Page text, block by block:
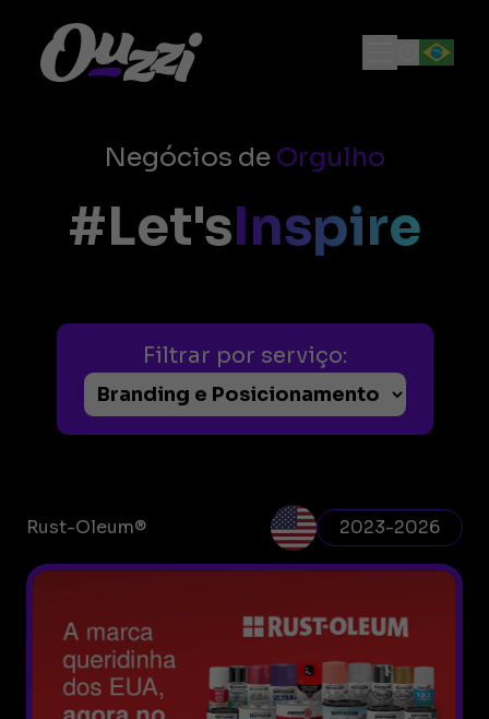
Negócios de Orgulho
#Let'sInspire
Filtrar por serviço:
Rust-Oleum® 2023-2026